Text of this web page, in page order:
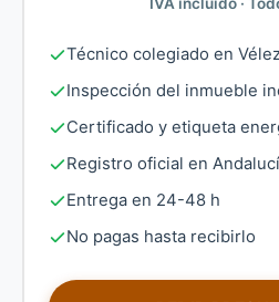
Técnico colegiado en
Inspección del inmueble
Certificado y etiqueta
Registro oficial en
Entrega en 24-48 h
No pagas hasta recibirlo